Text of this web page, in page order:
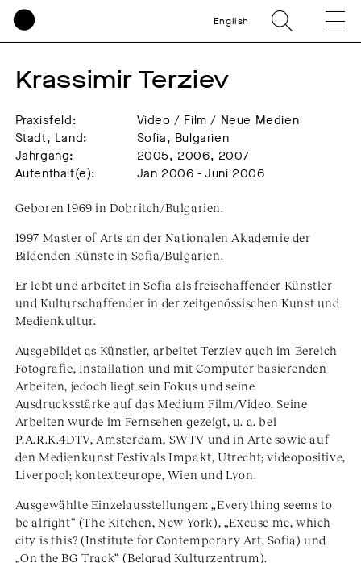
English
Krassimir Terziev
Praxisfeld:
Video / Film / Neue Medien
Stadt, Land:
Sofia, Bulgarien
Jahrgang:
2005, 2006, 2007
Aufenthalt(e):
Jan 2006 - Juni 2006
Geboren 1969 in Dobritch/Bulgarien.
1997 Master of Arts an der Nationalen Akademie der
Bildenden Künste in Sofia/Bulgarien.
Er lebt und arbeitet in Sofia als freischaffender Künstler
und Kulturschaffender in der zeitgenössischen Kunst und
Medienkultur.
Ausgebildet as Künstler, arbeitet Terziev auch im Bereich
Fotografie, Installation und mit Computer basierenden
Arbeiten, jedoch liegt sein Fokus und seine
Ausdrucksstärke auf das Medium Film/Video. Seine
Arbeiten wurde im Fernsehen gezeigt, u. a. bei
P.A.R.K.4DTV, Amsterdam, SWTV und in Arte sowie auf
den Medienkunst Festivals Impakt, Utrecht; videopositive,
Liverpool; kontext:europe, Wien und Lyon.
Ausgewählte Einzelausstellungen: „Everything seems to
be alright“ (The Kitchen, New York), „Excuse me, which
city is this? (Institute for Contemporary Art, Sofia) und
„On the BG Track“ (Belgrad Kulturzentrum).